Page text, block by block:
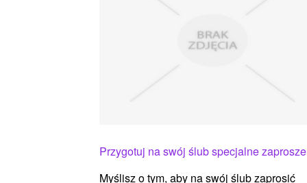
Przygotuj na swój ślub specjalne
Myślisz o tym, aby na swój ślub zaprosić